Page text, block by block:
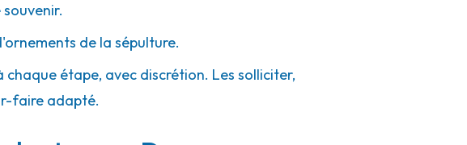
de la sépulture.
étape, avec discrétion. Les solliciter,
faire adapté.